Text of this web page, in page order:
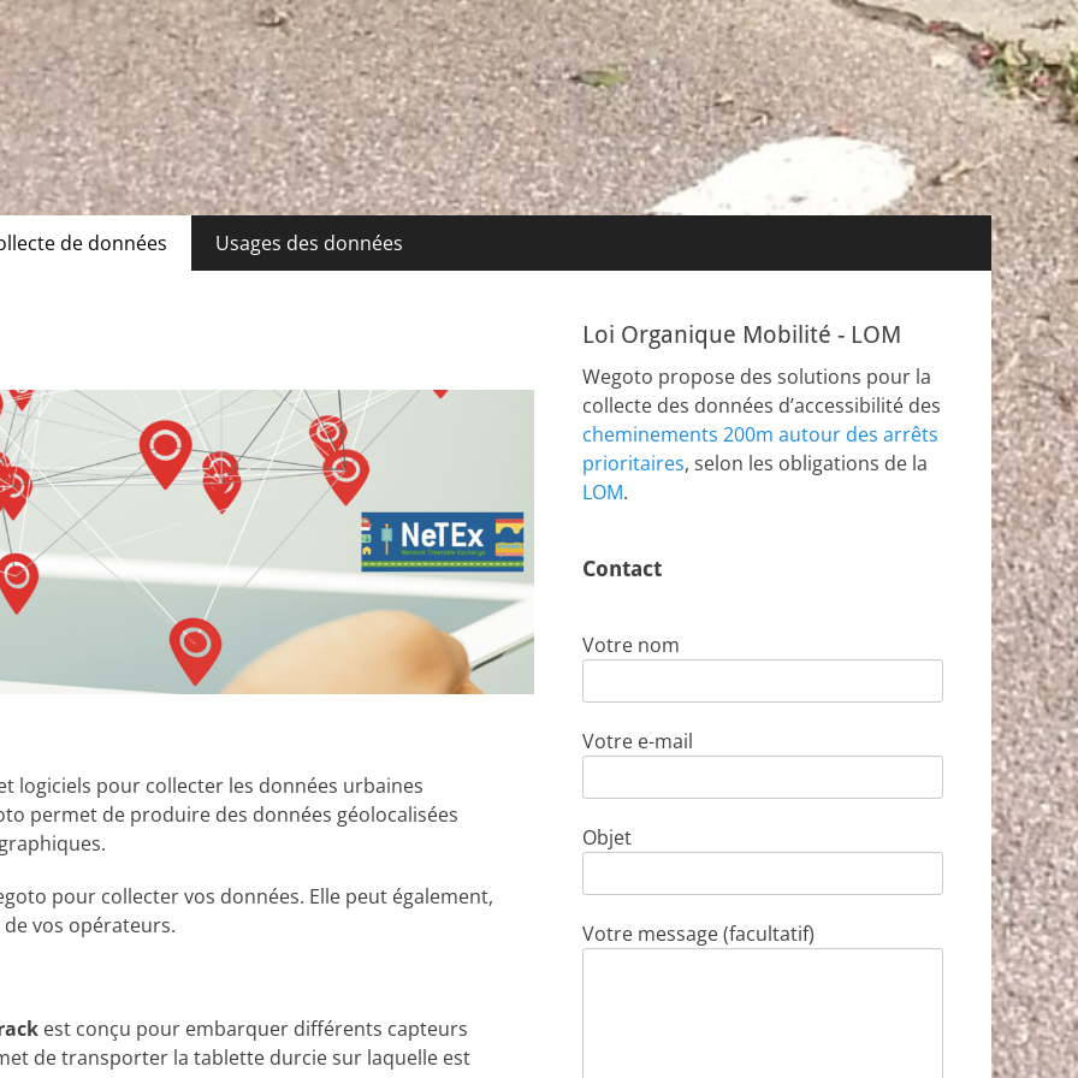
de données Usages des données
logiciels pour collecter les données urbaines
permet de produire des données géolocalisées
pour collecter vos données. Elle peut également,
vos opérateurs.
est conçu pour embarquer différents capteurs
de transporter la tablette durcie sur laquelle est
Loi Organique Mobilité - LOM
Wegoto propose des solutions pour la
collecte des données d’accessibilité des
cheminements 200m autour des arrêts
prioritaires, selon les obligations de la
LOM.
Contact
Votre nom
Votre e-mail
Objet
Votre message (facultatif)